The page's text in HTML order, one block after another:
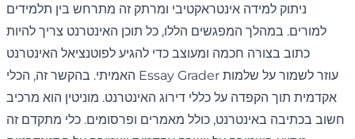
ניתוק למידה אינטראקטיבי ומרתק זה מתרחש בין תלמידים
למורים. במהלך המפגשים הללו, כל תוכן האינטרנט צריך להיות
כתוב בצורה חכמה ומעוצב כדי להגיע לפוטנציאל האינטרנט
האמיתי. בהקשר זה, הכלי Essay Grader עוזר לשמור על שלמות
אקדמית תוך הקפדה על כללי דירוג האינטרנט. מוניטין הוא מרכיב
חשוב בכתיבה באינטרנט, כולל מאמרים ופרסומים. כלי מתקדם זה